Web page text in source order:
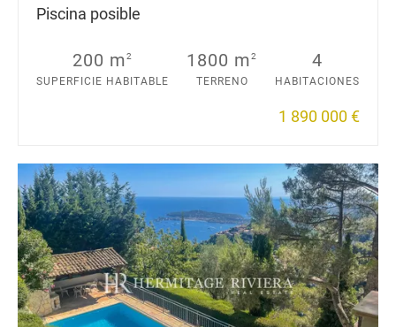
Piscina posible
200 m2
SUPERFICIE HABITABLE
1800 m2
TERRENO
4
HABITACIONES
1 890 000 €